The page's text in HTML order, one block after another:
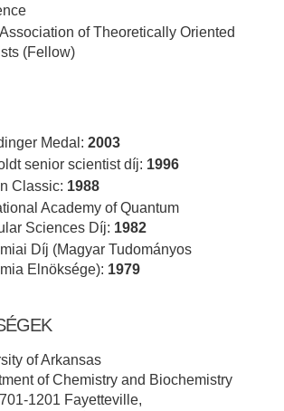
of Theoretically Oriented
(Fellow)
Medal: 2003
senior scientist díj: 1996
Classic: 1988
Academy of Quantum
Sciences Díj: 1982
Díj (Magyar Tudományos
Elnöksége): 1979
of Arkansas
of Chemistry and Biochemistry
1201 Fayetteville,